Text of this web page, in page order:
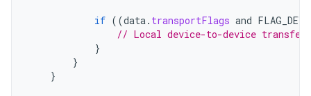
if ((data. transportFlags and
// Local device-to-device transfer
}
}
}